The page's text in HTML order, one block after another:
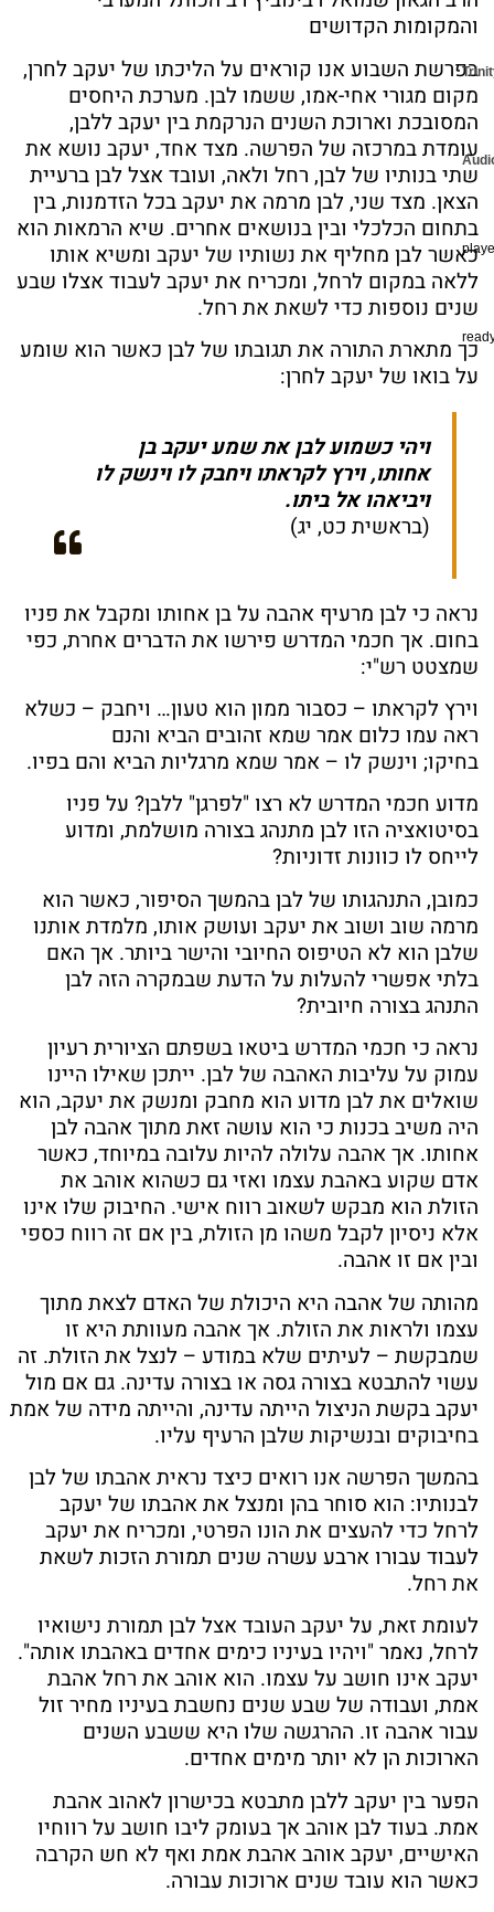
והמקומות הקדושים
בפרשת השבוע אנו קוראים על הליכתו של יעקב לחרן,
מקום מגורי אחי-אמו, ששמו לבן. מערכת היחסים
המסובכת וארוכת השנים הנרקמת בין יעקב ללבן,
עומדת במרכזה של הפרשה. מצד אחד, יעקב נושא את
שתי בנותיו של לבן, רחל ולאה, ועובד אצל לבן ברעיית
הצאן. מצד שני, לבן מרמה את יעקב בכל הזדמנות, בין
בתחום הכלכלי ובין בנושאים אחרים. שיא הרמאות הוא
כאשר לבן מחליף את נשותיו של יעקב ומשיא אותו
ללאה במקום לרחל, ומכריח את יעקב לעבוד אצלו שבע
שנים נוספות כדי לשאת את רחל.
כך מתארת התורה את תגובתו של לבן כאשר הוא שומע
על בואו של יעקב לחרן:
ויהי כשמוע לבן את שמע יעקב בן
אחותו,וירץלקראתו ויחבק לו וינשק לו
ויביאהו אל ביתו.
(בראשית כט, יג)
נראה כי לבן מרעיף אהבה על בן אחותו ומקבל את פניו
בחום. אך חכמי המדרש פירשו את הדברים אחרת, כפי
שמצטט רש"י:
וירץ לקראתו – כסבור ממון הוא טעון… ויחבק – כשלא
ראה עמו כלום אמר שמא זהובים הביא והנם
בחיקו; וינשק לו – אמר שמא מרגליות הביא והם בפיו.
מדוע חכמי המדרש לא רצו "לפרגן" ללבן? על פניו
בסיטואציה הזו לבן מתנהג בצורה מושלמת, ומדוע
לייחס לו כוונות זדוניות?
כמובן, התנהגותו של לבן בהמשך הסיפור, כאשר הוא
מרמה שוב ושוב את יעקב ועושק אותו, מלמדת אותנו
שלבן הוא לא הטיפוס החיובי והישר ביותר. אך האם
בלתי אפשרי להעלות על הדעת שבמקרה הזה לבן
התנהג בצורה חיובית?
נראה כי חכמי המדרש ביטאו בשפתם הציורית רעיון
עמוק על עליבות האהבה של לבן. ייתכן שאילו היינו
שואלים את לבן מדוע הוא מחבק ומנשק את יעקב, הוא
היה משיב בכנות כי הוא עושה זאת מתוך אהבה לבן
אחותו. אך אהבה עלולה להיות עלובה במיוחד, כאשר
אדם שקוע באהבת עצמו ואזי גם כשהוא אוהב את
הזולת הוא מבקש לשאוב רווח אישי. החיבוק שלו אינו
אלא ניסיון לקבל משהו מן הזולת, בין אם זה רווח כספי
ובין אם זו אהבה.
מהותה של אהבה היא היכולת של האדם לצאת מתוך
עצמו ולראות את הזולת. אך אהבה מעוותת היא זו
שמבקשת – לעיתים שלא במודע – לנצל את הזולת. זה
עשוי להתבטא בצורה גסה או בצורה עדינה. גם אם מול
יעקב בקשת הניצול הייתה עדינה, והייתה מידה של אמת
בחיבוקים ובנשיקות שלבן הרעיף עליו.
בהמשך הפרשה אנו רואים כיצד נראית אהבתו של לבן
לבנותיו: הוא סוחר בהן ומנצל את אהבתו של יעקב
לרחל כדי להעצים את הונו הפרטי, ומכריח את יעקב
לעבוד עבורו ארבע עשרה שנים תמורת הזכות לשאת
את רחל.
לעומת זאת, על יעקב העובד אצל לבן תמורת נישואיו
לרחל, נאמר "ויהיו בעיניו כימים אחדים באהבתו אותה".
יעקב אינו חושב על עצמו. הוא אוהב את רחל אהבת
אמת, ועבודה של שבע שנים נחשבת בעיניו מחיר זול
עבור אהבה זו. ההרגשה שלו היא ששבע השנים
הארוכות הן לא יותר מימים אחדים.
הפער בין יעקב ללבן מתבטא בכישרון לאהוב אהבת
אמת. בעוד לבן אוהב אך בעומק ליבו חושב על רווחיו
האישיים, יעקב אוהב אהבת אמת ואף לא חש הקרבה
כאשר הוא עובד שנים ארוכות עבורה.